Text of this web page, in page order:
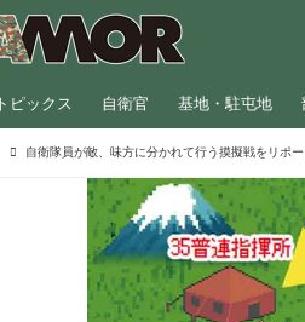
トピックス 自衛官 基地・駐屯地